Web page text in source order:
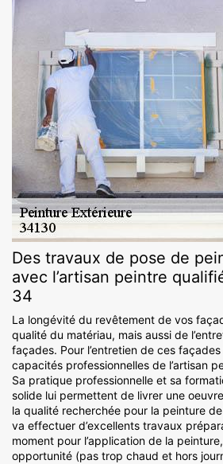
Des travaux de pose de
avec l’artisan peintre
34
La longévité du revêtement de vos
qualité du matériau, mais aussi de
façades. Pour l’entretien de ces
capacités professionnelles de l’artisan
Sa pratique professionnelle et sa
solide lui permettent de livrer une
la qualité recherchée pour la peinture
va effectuer d’excellents travaux
moment pour l’application de la
opportunité (pas trop chaud et hors